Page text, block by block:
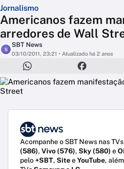
Jornalismo
Americanos fazem
arredores de Wall
S
SBT News
03/10/2011, 23:21 • Atualizado há 2 anos
Acompanhe o SBT News nas
(586), Vivo (576), Sky (580) e
pelo+SBT, SiteeYouTube,